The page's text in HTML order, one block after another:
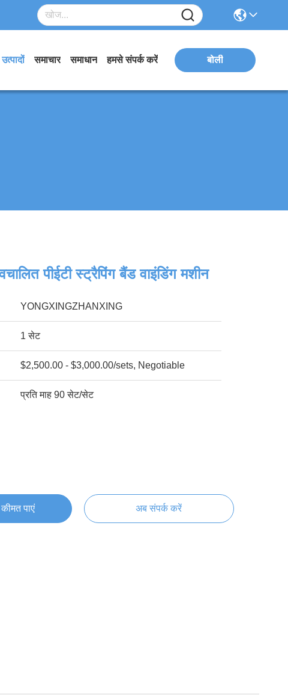
उत्पादों समाचार समाधान हमसे संपर्क करें बोली
पीईटी स्ट्रैपिंग बैंड वाइंडिंग मशीन
YONGXINGZHANXING
1 सेट
$2,500.00 - $3,000.00/sets, Negotiable
प्रति माह 90 सेट/सेट
पाएं अब संपर्क करें